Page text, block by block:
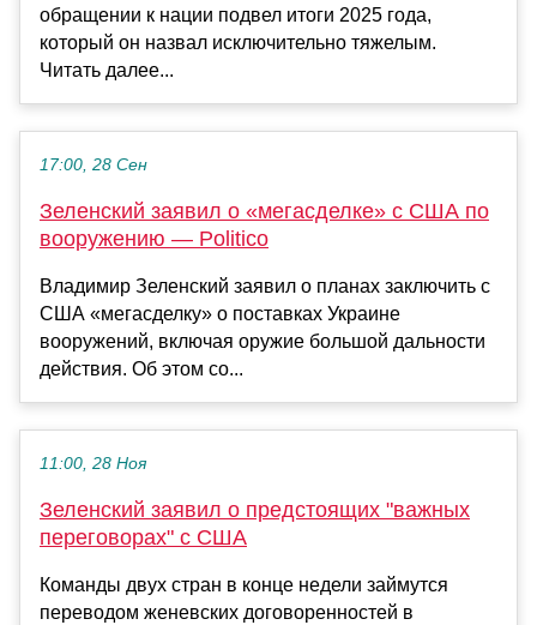
обращении к нации подвел итоги 2025 года,
который он назвал исключительно тяжелым.
Читать далее...
17:00, 28 Сен
Зеленский заявил о «мегасделке» с США по
вооружению — Politico
Владимир Зеленский заявил о планах заключить с
США «мегасделку» о поставках Украине
вооружений, включая оружие большой дальности
действия. Об этом со...
11:00, 28 Ноя
Зеленский заявил о предстоящих "важных
переговорах" с США
Команды двух стран в конце недели займутся
переводом женевских договоренностей в